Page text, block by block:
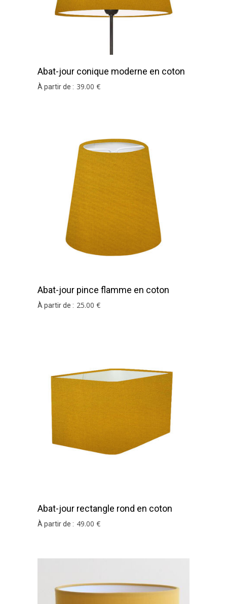
Abat-jour conique moderne en coton
moutarde
À partir de : 39.00 €
Abat-jour pince flamme en coton
moutarde
À partir de : 25.00 €
Abat-jour rectangle rond en coton
moutarde
À partir de : 49.00 €